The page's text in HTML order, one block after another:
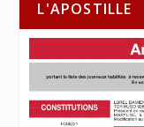
L'APOSTILLE